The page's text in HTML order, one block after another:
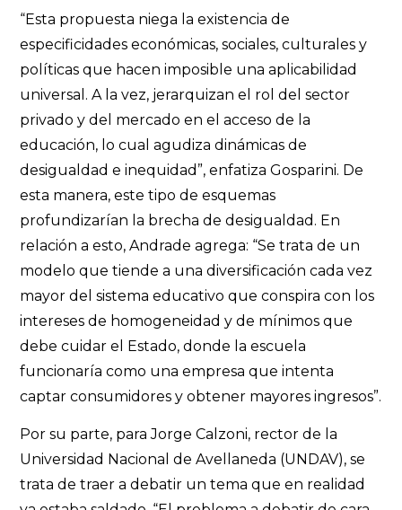
“Esta propuesta niega la existencia de
especificidades económicas, sociales, culturales y
políticas que hacen imposible una aplicabilidad
universal. A la vez, jerarquizan el rol del sector
privado y del mercado en el acceso de la
educación, lo cual agudiza dinámicas de
desigualdad e inequidad”, enfatiza Gosparini. De
esta manera, este tipo de esquemas
profundizarían la brecha de desigualdad. En
relación a esto, Andrade agrega: “Se trata de un
modelo que tiende a una diversificación cada vez
mayor del sistema educativo que conspira con los
intereses de homogeneidad y de mínimos que
debe cuidar el Estado, donde la escuela
funcionaría como una empresa que intenta
captar consumidores y obtener mayores ingresos”.
Por su parte, para Jorge Calzoni, rector de la
Universidad Nacional de Avellaneda (UNDAV), se
trata de traer a debatir un tema que en realidad